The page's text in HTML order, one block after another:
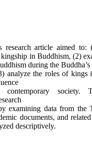
article aimed to: (1)
in Buddhism, (2)
during the Buddha’s
analyze the roles of kings
contemporary society.
examining data from the
documents, and
descriptively.